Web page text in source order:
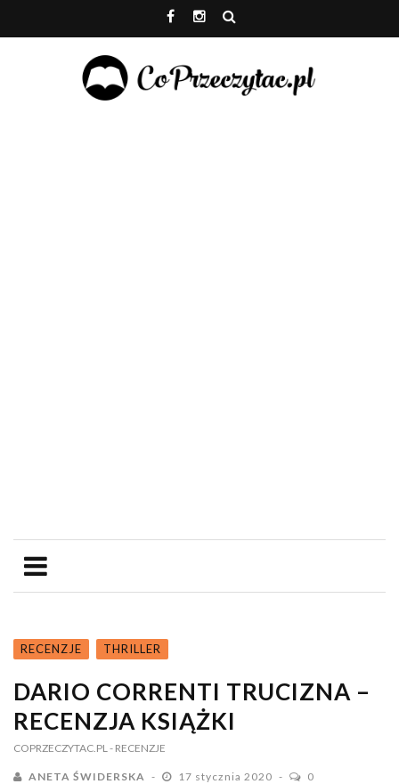
RECENZJE THRILLER
DARIO CORRENTI TRUCIZNA –
RECENZJA KSIĄŻKI
COPRZECZYTAC.PL - RECENZJE
ANETA ŚWIDERSKA 17 stycznia 2020 0